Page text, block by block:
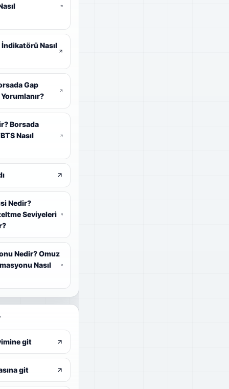
İndikatörü Nasıl
Gap
Borsada
Nasıl
Nedir?
Seviyeleri
Nedir? Omuz
Nasıl
git
git